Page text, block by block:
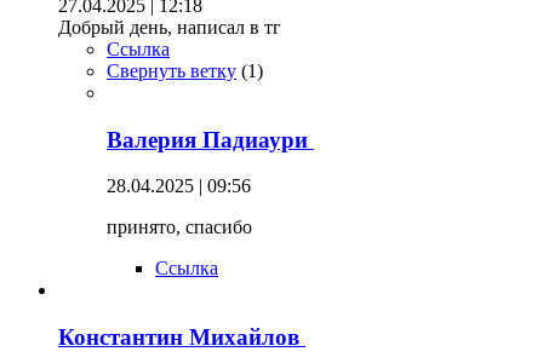
27.04.2025 | 12:18
Добрый день, написал в тг
Ссылка
Свернуть ветку (1)
Валерия Падиаури
28.04.2025 | 09:56
принято, спасибо
Ссылка
Константин Михайлов